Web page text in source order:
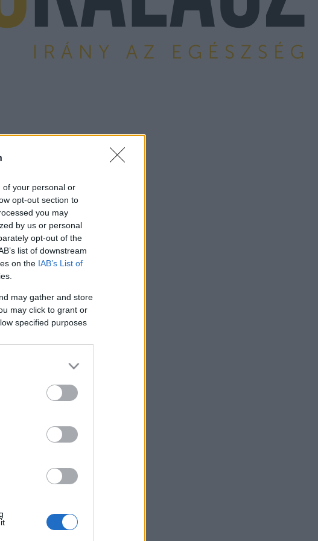
of your personal or
opt-out section to
you may
by us or personal
opt-out of the
list of downstream
on the IAB’s List of
may gather and store
may click to grant or
specified purposes